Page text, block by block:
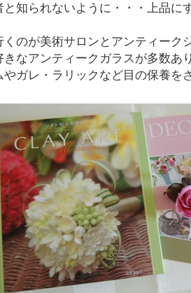
と知られないように・・・上品に
くのが美術サロンとアンティーク
きなアンティークガラスが多数
やガレ・ラリックなど目の保養を